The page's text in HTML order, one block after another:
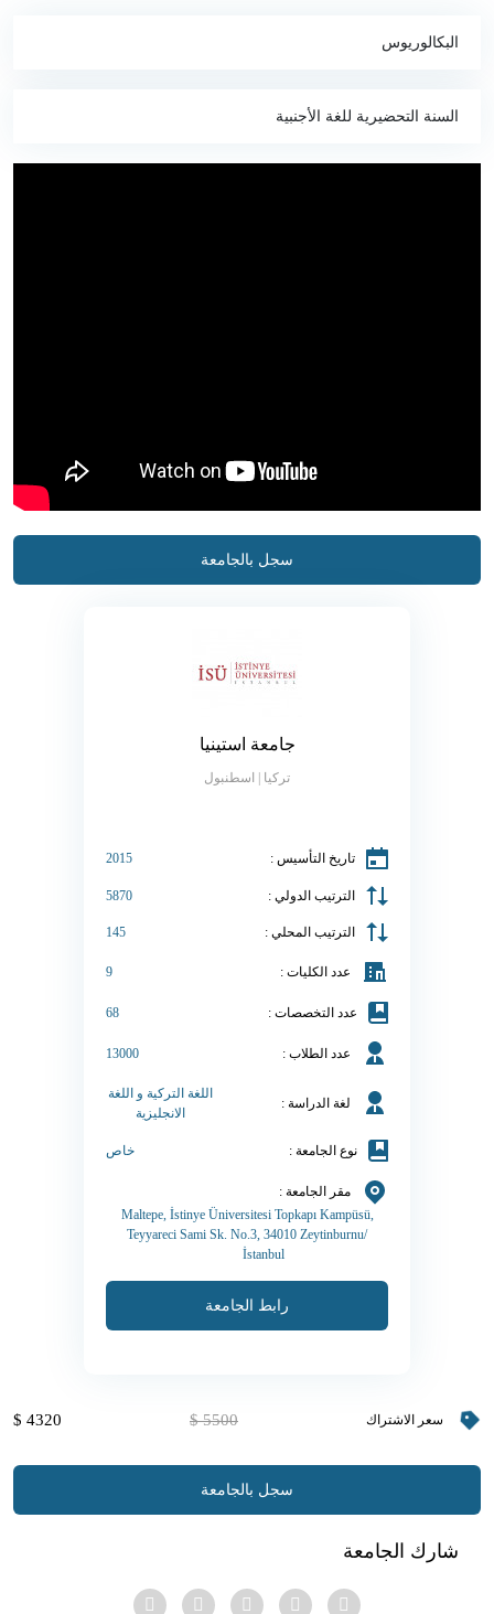
البكالوريوس
السنة التحضيرية للغة الأجنبية
سجل بالجامعة
جامعة استينيا
تركيا | اسطنبول
تاريخ التأسيس : 2015
الترتيب الدولي : 5870
الترتيب المحلي : 145
عدد الكليات : 9
عدد التخصصات : 68
عدد الطلاب : 13000
لغة الدراسة :
اللغة التركية و اللغة
الانجليزية
نوع الجامعة : خاص
مقر الجامعة :
Maltepe, İstinye Üniversitesi Topkapı Kampüsü,
Teyyareci Sami Sk. No.3, 34010 Zeytinburnu/
İstanbul
رابط الجامعة
سعر الاشتراك 5500 $
4320 $
سجل بالجامعة
شارك الجامعة